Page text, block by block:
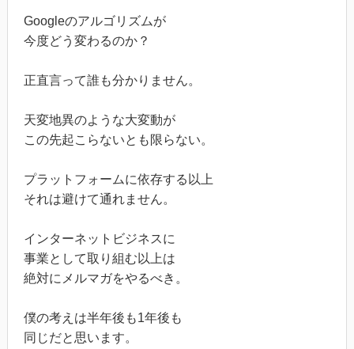
Googleのアルゴリズムが
今度どう変わるのか？
正直言って誰も分かりません。
天変地異のような大変動が
この先起こらないとも限らない。
プラットフォームに依存する以上
それは避けて通れません。
インターネットビジネスに
事業として取り組む以上は
絶対にメルマガをやるべき。
僕の考えは半年後も1年後も
同じだと思います。